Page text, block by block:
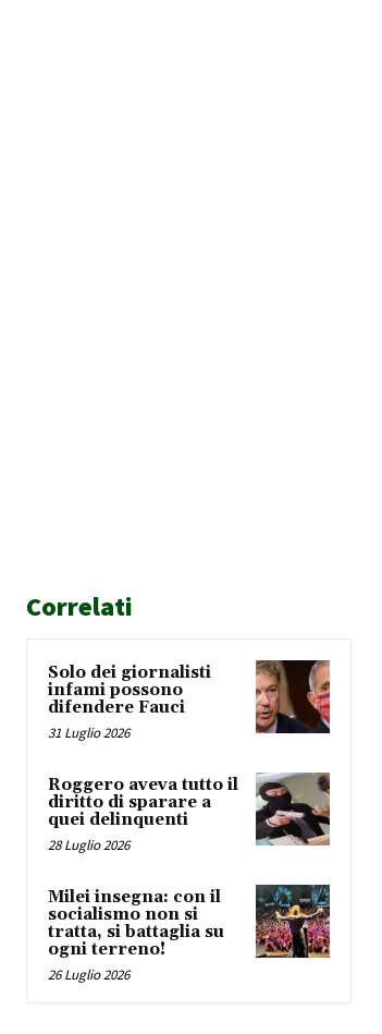
Correlati
Solo dei giornalisti
infami possono
difendere Fauci
31 Luglio 2026
Roggero aveva tutto il
diritto di sparare a
quei delinquenti
28 Luglio 2026
Milei insegna: con il
socialismo non si
tratta, si battaglia su
ogni terreno!
26 Luglio 2026